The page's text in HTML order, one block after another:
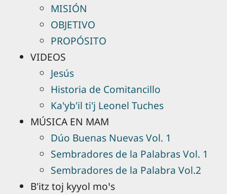
MISIÓN
OBJETIVO
PROPÓSITO
VIDEOS
Jesús
Historia de Comitancillo
Ka'yb'il ti'j Leonel Tuches
MÚSICA EN MAM
Dúo Buenas Nuevas Vol. 1
Sembradores de la Palabras Vol. 1
Sembradores de la Palabra Vol.2
B'itz toj kyyol moꞌs